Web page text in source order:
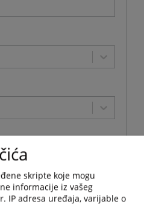
skripte koje mogu
informacije iz vašeg
IP adresa uređaja, varijable o